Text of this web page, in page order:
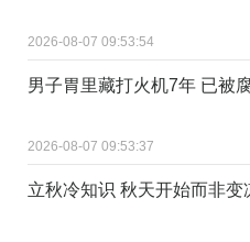
2026-08-07 09:53:54
男子胃里藏打火机7年 已被
2026-08-07 09:53:37
立秋冷知识 秋天开始而非变